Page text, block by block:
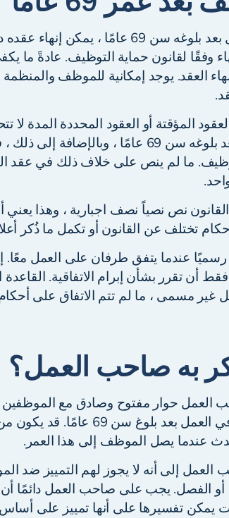
إذا استمر الموظف في العمل بعد بلوغه سن
وفقًا لقانون حماية التوظيف. عادةً ما
العقد. يوجد إمكانية للموظف
المؤقتة أو العقود المحددة المدة لا
استمر الموظف في العمل بعد بلوغه سن 69 عامًا
ما لم ينص على خلاف ذلك في
نص نصياً نصف اجبارية ، وهذا يعني
تختلف عن القانون أو تكمل ما ذُكر
رسميًا عندما يتفق طرفان على العمل معًا.
أن تقرر بشأن إبرام الاتفاقية. القاعدة
غير مسمى ، ما لم تتم الاتفاق على
به صاحب العمل؟
حوار مفتوح وصادق مع الموظفين
وإبلاغهم بما يعنيه الاستمرار في
عندما يصل الموظف إلى هذا العمر.
إلى أنه لا يجوز لهم التمييز ضد
أو الفصل. يجب على صاحب العمل دائمًا
يمكن تفسيرها على أنها تمييز على